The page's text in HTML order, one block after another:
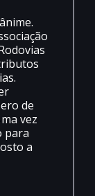
de
vez
para
a